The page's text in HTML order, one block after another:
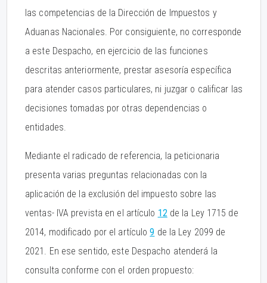
las competencias de la Dirección de Impuestos y
Aduanas Nacionales. Por consiguiente, no corresponde
a este Despacho, en ejercicio de las funciones
descritas anteriormente, prestar asesoría específica
para atender casos particulares, ni juzgar o calificar las
decisiones tomadas por otras dependencias o
entidades.
Mediante el radicado de referencia, la peticionaria
presenta varias preguntas relacionadas con la
aplicación de la exclusión del impuesto sobre las
ventas- IVA prevista en el artículo 12de la Ley 1715 de
2014, modificado por el artículo9 de la Ley 2099 de
2021. En ese sentido, este Despacho atenderá la
consulta conforme con el orden propuesto: